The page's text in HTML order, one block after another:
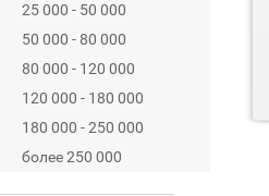
25 000 - 50 000
50 000 - 80 000
80 000 - 120 000
120 000 - 180 000
180 000 - 250 000
более 250 000